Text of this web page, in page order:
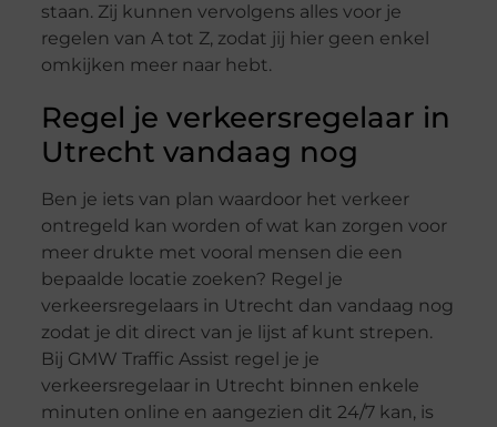
staan. Zij kunnen vervolgens alles voor je
regelen van A tot Z, zodat jij hier geen enkel
omkijken meer naar hebt.
Regel je verkeersregelaar in
Utrecht vandaag nog
Ben je iets van plan waardoor het verkeer
ontregeld kan worden of wat kan zorgen voor
meer drukte met vooral mensen die een
bepaalde locatie zoeken? Regel je
verkeersregelaars in Utrecht dan vandaag nog
zodat je dit direct van je lijst af kunt strepen.
Bij GMW Traffic Assist regel je je
verkeersregelaar in Utrecht binnen enkele
minuten online en aangezien dit 24/7 kan, is